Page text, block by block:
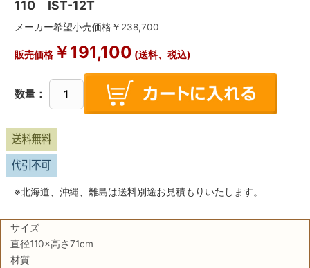
110 IST-12T
メーカー希望小売価格￥ 238,700
販売価格￥191,100 (送料、税込)
数量：
※北海道、沖縄、離島は送料別途お見積もりいたします。
サイズ
直径110×高さ71cm
材質